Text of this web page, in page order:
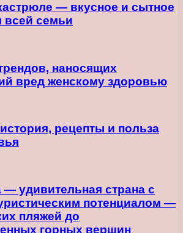
— вкусное и сытное
семьи
наносящих
вред женскому здоровью
рецепты и польза
— удивительная страна с
потенциалом —
пляжей до
горных вершин